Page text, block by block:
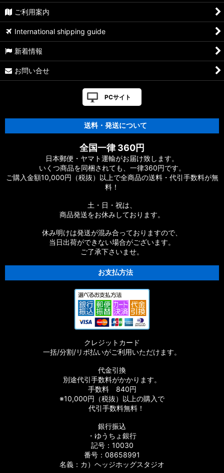
ご利用案内
International shipping guide
新着情報
お問い合せ
PCサイト
送料・発送について
全国一律 360円
日本郵便・ヤマト運輸がお届け致します。
いくつ商品を同梱されても、一律360円です。
ご購入金額10,000円（税抜）以上で全商品の送料・代引手数料が無
料！
土・日・祝は、
商品発送をお休みしております。
休み明けは発送が混み合っておりますので、
当日出荷ができない場合がございます。
ご了承下さいませ。
お支払方法
クレジットカード
一括/分割/リボ払いがご利用いただけます。
代金引換
別途代引手数料がかかります。
手数料 840円
※10,000円（税抜）以上の購入で
代引手数料無料！
銀行振込
・ゆうちょ銀行
記号：10030
番号：08658991
名義：カ）ヘッジホッグスタジオ